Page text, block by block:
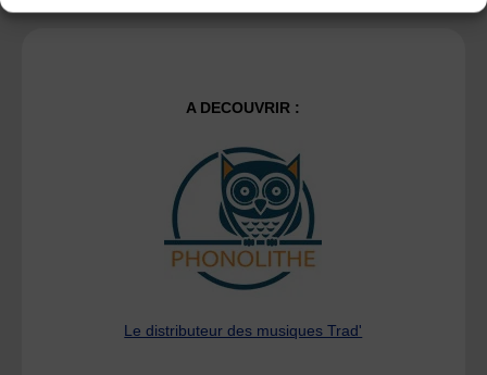
A DECOUVRIR :
Le distributeur des musiques Trad'